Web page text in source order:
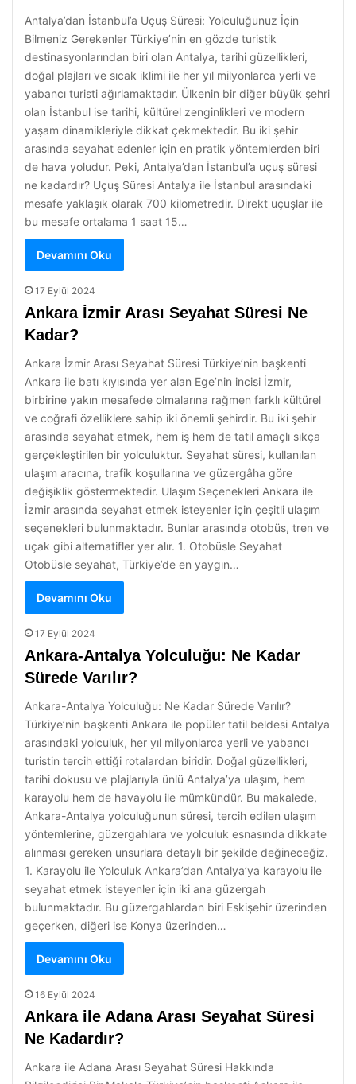
Antalya’dan İstanbul’a Uçuş Süresi: Yolculuğunuz İçin
Bilmeniz Gerekenler Türkiye’nin en gözde turistik
destinasyonlarından biri olan Antalya, tarihi güzellikleri,
doğal plajları ve sıcak iklimi ile her yıl milyonlarca yerli ve
yabancı turisti ağırlamaktadır. Ülkenin bir diğer büyük şehri
olan İstanbul ise tarihi, kültürel zenginlikleri ve modern
yaşam dinamikleriyle dikkat çekmektedir. Bu iki şehir
arasında seyahat edenler için en pratik yöntemlerden biri
de hava yoludur. Peki, Antalya’dan İstanbul’a uçuş süresi
ne kadardır? Uçuş Süresi Antalya ile İstanbul arasındaki
mesafe yaklaşık olarak 700 kilometredir. Direkt uçuşlar ile
bu mesafe ortalama 1 saat 15…
Devamını Oku
17 Eylül 2024
Ankara İzmir Arası Seyahat Süresi Ne
Kadar?
Ankara İzmir Arası Seyahat Süresi Türkiye’nin başkenti
Ankara ile batı kıyısında yer alan Ege’nin incisi İzmir,
birbirine yakın mesafede olmalarına rağmen farklı kültürel
ve coğrafi özelliklere sahip iki önemli şehirdir. Bu iki şehir
arasında seyahat etmek, hem iş hem de tatil amaçlı sıkça
gerçekleştirilen bir yolculuktur. Seyahat süresi, kullanılan
ulaşım aracına, trafik koşullarına ve güzergâha göre
değişiklik göstermektedir. Ulaşım Seçenekleri Ankara ile
İzmir arasında seyahat etmek isteyenler için çeşitli ulaşım
seçenekleri bulunmaktadır. Bunlar arasında otobüs, tren ve
uçak gibi alternatifler yer alır. 1. Otobüsle Seyahat
Otobüsle seyahat, Türkiye’de en yaygın…
Devamını Oku
17 Eylül 2024
Ankara-Antalya Yolculuğu: Ne Kadar
Sürede Varılır?
Ankara-Antalya Yolculuğu: Ne Kadar Sürede Varılır?
Türkiye’nin başkenti Ankara ile popüler tatil beldesi Antalya
arasındaki yolculuk, her yıl milyonlarca yerli ve yabancı
turistin tercih ettiği rotalardan biridir. Doğal güzellikleri,
tarihi dokusu ve plajlarıyla ünlü Antalya’ya ulaşım, hem
karayolu hem de havayolu ile mümkündür. Bu makalede,
Ankara-Antalya yolculuğunun süresi, tercih edilen ulaşım
yöntemlerine, güzergahlara ve yolculuk esnasında dikkate
alınması gereken unsurlara detaylı bir şekilde değineceğiz.
1. Karayolu ile Yolculuk Ankara’dan Antalya’ya karayolu ile
seyahat etmek isteyenler için iki ana güzergah
bulunmaktadır. Bu güzergahlardan biri Eskişehir üzerinden
geçerken, diğeri ise Konya üzerinden…
Devamını Oku
16 Eylül 2024
Ankara ile Adana Arası Seyahat Süresi
Ne Kadardır?
Ankara ile Adana Arası Seyahat Süresi Hakkında